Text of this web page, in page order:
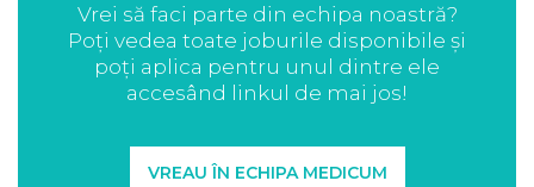
Vrei să faci parte din echipa noastră?
Poți vedea toate joburile disponibile și
poți aplica pentru unul dintre ele
accesând linkul de mai jos!
VREAU ÎN ECHIPA MEDICUM